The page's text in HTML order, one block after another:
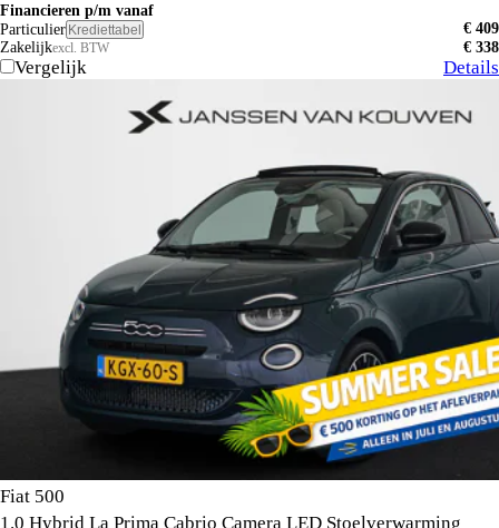
Financieren p/m vanaf
Particulier Krediettabel
€ 409
Zakelijkexcl. BTW € 338
Vergelijk Details
Fiat 500
1.0 Hybrid La Prima Cabrio Camera LED Stoelverwarming